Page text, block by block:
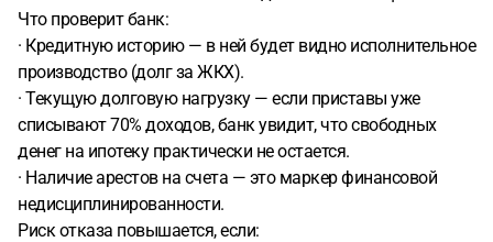
Что проверит банк:
· Кредитную историю — в ней будет видно исполнительное
производство (долг за ЖКХ).
· Текущую долговую нагрузку — если приставы уже
списывают 70% доходов, банк увидит, что свободных
денег на ипотеку практически не остается.
· Наличие арестов на счета — это маркер финансовой
недисциплинированности.
Риск отказа повышается, если: